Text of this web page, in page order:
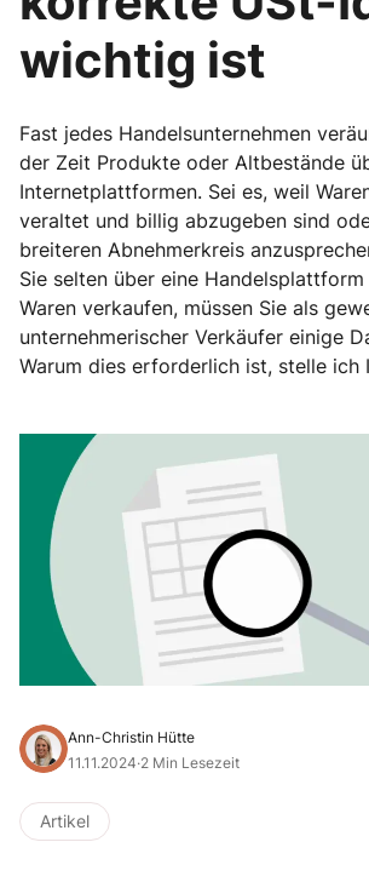
wichtig ist
Fast jedes Handelsunternehmen
der Zeit Produkte oder Altbestände
Internetplattformen. Sei es, weil
veraltet und billig abzugeben sind
breiteren Abnehmerkreis
Sie selten über eine
Waren verkaufen, müssen Sie als
unternehmerischer Verkäufer einige
Warum dies erforderlich ist, stelle ich
Ann-Christin Hütte
11.11.2024·2 Min Lesezeit
Artikel